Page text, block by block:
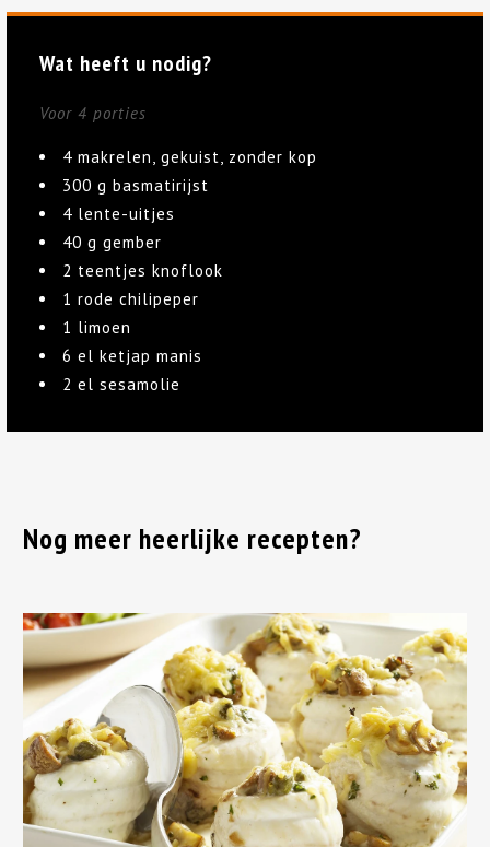
Wat heeft u nodig?
Voor 4 porties
4 makrelen, gekuist, zonder kop
300 g basmatirijst
4 lente-uitjes
40 g gember
2 teentjes knoflook
1 rode chilipeper
1 limoen
6 el ketjap manis
2 el sesamolie
Nog meer heerlijke recepten?